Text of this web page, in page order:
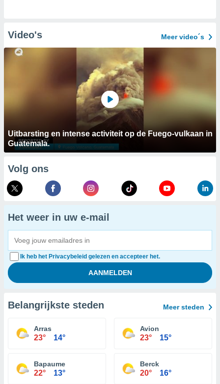
Video's Meer video´s
Uitbarsting en intense activiteit op de Fuego-vulkaan in
Guatemala.
Volg ons
Het weer in uw e-mail
Ik heb het Privacybeleid gelezen en accepteer het.
Belangrijkste steden Meer steden
Arras
23° 14°
Avion
23° 15°
Bapaume
22° 13°
Berck
20° 16°